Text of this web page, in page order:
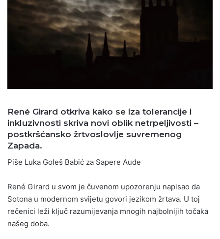
René Girard otkriva kako se iza tolerancije i
inkluzivnosti skriva novi oblik netrpeljivosti –
postkršćansko žrtvoslovlje suvremenog
Zapada.
Piše Luka Goleš Babić za Sapere Aude
René Girard u svom je čuvenom upozorenju napisao da
Sotona u modernom svijetu govori jezikom žrtava. U toj
rečenici leži ključ razumijevanja mnogih najbolnijih točaka
našeg doba.